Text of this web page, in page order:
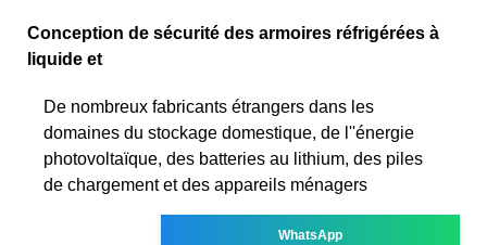
Conception de sécurité des armoires réfrigérées à
liquide et
De nombreux fabricants étrangers dans les
domaines du stockage domestique, de l''énergie
photovoltaïque, des batteries au lithium, des piles
de chargement et des appareils ménagers
WhatsApp